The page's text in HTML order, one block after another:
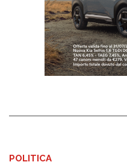
POLITICA